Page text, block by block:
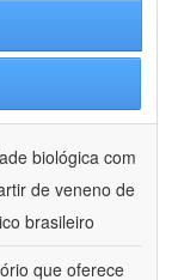
biológica com
de veneno de
brasileiro
que oferece